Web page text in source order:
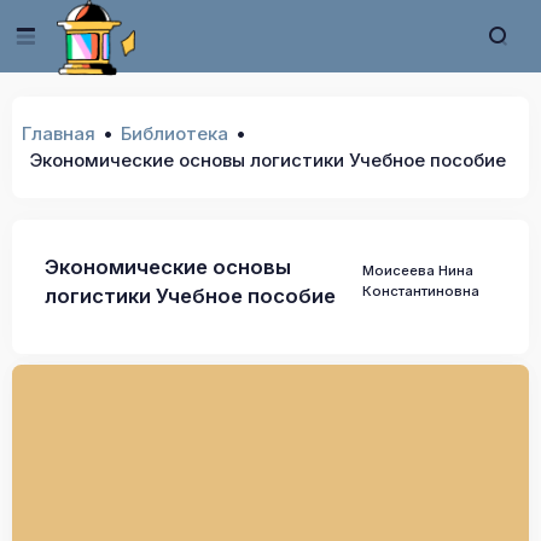
Главная
Библиотека
Экономические основы логистики Учебное пособие
Экономические основы
логистики Учебное пособие
Моисеева Нина
Константиновна